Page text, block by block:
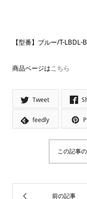
【型番】ブルー/T-LBDL-
商品ページはこちら
Tweet
feedly
この記事